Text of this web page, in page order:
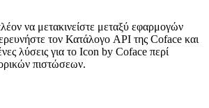
να μετακινείστε μεταξύ εφαρμογών
τον Κατάλογο API της Coface και
λύσεις για το Icon by Coface περί
πιστώσεων.